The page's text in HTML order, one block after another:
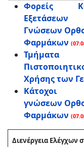
Φορείς
Εξετάσεων
Γνώσεων
Φαρμάκων
Τμήματα
Χρήσης των
γνώσεων
Φαρμάκων
Διενέργεια Ελέγχων